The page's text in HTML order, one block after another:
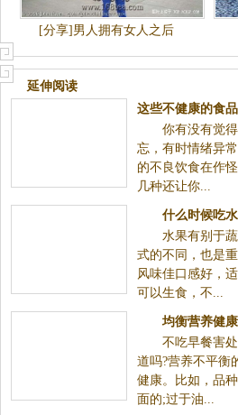
[分享]男人拥有女人之后
延伸阅读
这些不健康的食
笨
你有没有觉得
忘，有时情绪异
的不良饮食在作
几种还让你...
什么时候吃
水果有别于蔬
式的不同，也是
风味佳口感好，
可以生食，不...
均衡营养健
不吃早餐害处
道吗?营养不平衡
健康。比如，品
面的;过于油...